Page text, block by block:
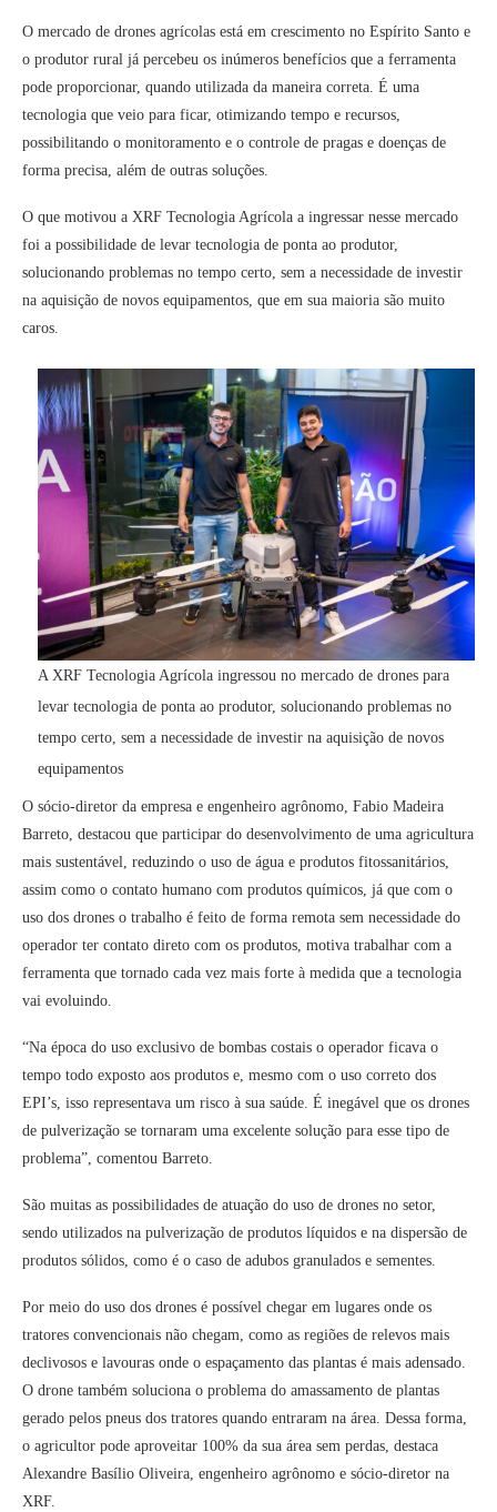
O mercado de drones agrícolas está em crescimento no Espírito Santo e
o produtor rural já percebeu os inúmeros benefícios que a ferramenta
pode proporcionar, quando utilizada da maneira correta. É uma
tecnologia que veio para ficar, otimizando tempo e recursos,
possibilitando o monitoramento e o controle de pragas e doenças de
forma precisa, além de outras soluções.
O que motivou a XRF Tecnologia Agrícola a ingressar nesse mercado
foi a possibilidade de levar tecnologia de ponta ao produtor,
solucionando problemas no tempo certo, sem a necessidade de investir
na aquisição de novos equipamentos, que em sua maioria são muito
caros.
A XRF Tecnologia Agrícola ingressou no mercado de drones para
levar tecnologia de ponta ao produtor, solucionando problemas no
tempo certo, sem a necessidade de investir na aquisição de novos
equipamentos
O sócio-diretor da empresa e engenheiro agrônomo, Fabio Madeira
Barreto, destacou que participar do desenvolvimento de uma agricultura
mais sustentável, reduzindo o uso de água e produtos fitossanitários,
assim como o contato humano com produtos químicos, já que com o
uso dos drones o trabalho é feito de forma remota sem necessidade do
operador ter contato direto com os produtos, motiva trabalhar com a
ferramenta que tornado cada vez mais forte à medida que a tecnologia
vai evoluindo.
“Na época do uso exclusivo de bombas costais o operador ficava o
tempo todo exposto aos produtos e, mesmo com o uso correto dos
EPI’s, isso representava um risco à sua saúde. É inegável que os drones
de pulverização se tornaram uma excelente solução para esse tipo de
problema”, comentou Barreto.
São muitas as possibilidades de atuação do uso de drones no setor,
sendo utilizados na pulverização de produtos líquidos e na dispersão de
produtos sólidos, como é o caso de adubos granulados e sementes.
Por meio do uso dos drones é possível chegar em lugares onde os
tratores convencionais não chegam, como as regiões de relevos mais
declivosos e lavouras onde o espaçamento das plantas é mais adensado.
O drone também soluciona o problema do amassamento de plantas
gerado pelos pneus dos tratores quando entraram na área. Dessa forma,
o agricultor pode aproveitar 100% da sua área sem perdas, destaca
Alexandre Basílio Oliveira, engenheiro agrônomo e sócio-diretor na
XRF.